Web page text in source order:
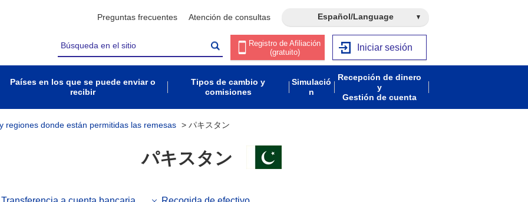
Preguntas frecuentes Atención de consultas Español/Language
Registro de Afiliación
(gratuito)
Iniciar sesión
Países en los que se puede enviar o
recibir
Tipos de cambio y
comisiones
Simulació
n
Recepción de dinero
y
Gestión de cuenta
regiones donde están permitidas las remesas > パキスタン
パキスタン